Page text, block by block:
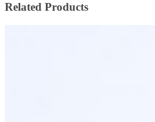
Related Products